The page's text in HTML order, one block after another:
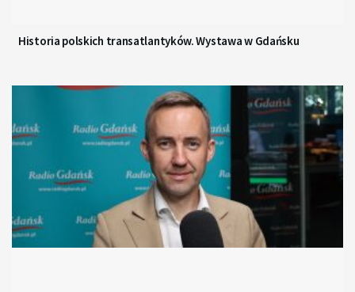
Historia polskich transatlantyków. Wystawa w Gdańsku